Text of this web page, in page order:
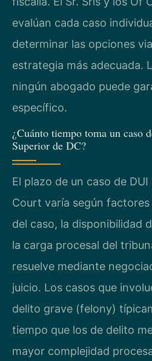
evalúan cada caso
determinar las opciones
estrategia más adecuada.
ningún abogado puede
específico.
¿Cuánto tiempo toma un caso
Superior de DC?
El plazo de un caso de
Court varía según
del caso, la disponibilidad
la carga procesal del
resuelve mediante
juicio. Los casos que
delito grave (felony)
tiempo que los de delito
mayor complejidad